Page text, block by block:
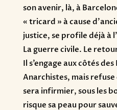
son avenir, là, à
« tricard » à cause
justice, se profile déjà à
La guerre civile. Le
Il s’engage aux côtés
Anarchistes, mais
sera infirmier, sous les
risque sa peau pour